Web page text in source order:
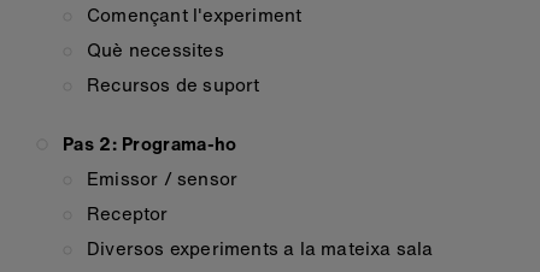
Començant l'experiment
Què necessites
Recursos de suport
Pas 2: Programa-ho
Emissor / sensor
Receptor
Diversos experiments a la mateixa sala